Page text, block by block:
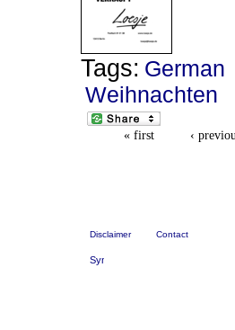
Tags: German
Weihnachten
« first ‹
Disclaimer Contact